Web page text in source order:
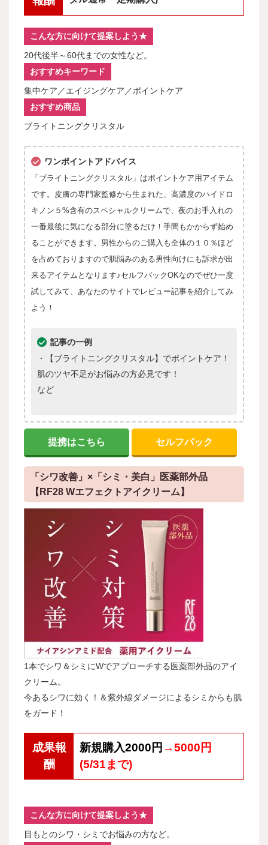
こんな方に向けて提案しよう★
20代後半～60代までの女性など。
おすすめキーワード
集中ケア／エイジングケア／ポイントケア
おすすめ商品
ブライトニングクリスタル
ワンポイントアドバイス
「ブライトニングクリスタル」はポイントケア用アイテム
です。皮膚の専門家監修から生まれた、高濃度のハイドロ
キノン５%含有のスペシャルクリームで、夜のお手入れの
一番最後に気になる部分に塗るだけ！手間もかからず始め
ることができます。男性からのご購入も全体の１０％ほど
を占めておりますので肌悩みのある男性向けにも訴求が出
来るアイテムとなります♪セルフバックOKなのでぜひ一度
試してみて、あなたのサイトでレビュー記事を紹介してみ
よう！
記事の一例
・【ブライトニングクリスタル】でポイントケア！
肌のツヤ不足がお悩みの方必見です！
など
提携はこちら セルフバック
「シワ改善」×「シミ・美白」医薬部外品
【RF28 Wエフェクトアイクリーム】
1本でシワ＆シミにWでアプローチする医薬部外品のアイ
クリーム。
今あるシワに効く！＆紫外線ダメージによるシミからも肌
をガード！
成果報
酬
新規購入2000円 →5000円
(5/31まで)
こんな方に向けて提案しよう★
目もとのシワ・シミでお悩みの方など。